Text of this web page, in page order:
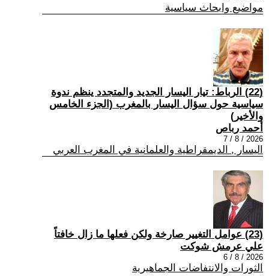
مواضيع وابحاث سياسية
(22) الرباط: تيار اليسار الجديد والمتجدد ينظم ندوة
سياسية حول سؤال اليسار بالمغرب (الجزء الخامس
والأخير)
أحمد رباص
2026 / 8 / 7
اليسار , الديمقراطية والعلمانية في المغرب العربي
(23) عوامل التغيير صارخة ولكن فعلها ما زال خافتاً
علي عرمش شوكت
2026 / 8 / 6
الثورات والانتفاضات الجماهيرية